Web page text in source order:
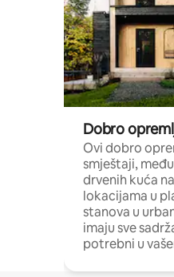
Dobro
Ovi dobro
smještaji,
drvenih kuća
lokacijama u
stanova u
imaju sve
potrebni u